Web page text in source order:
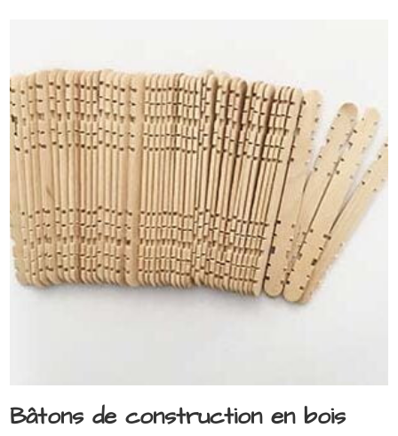
Bâtons de construction en bois